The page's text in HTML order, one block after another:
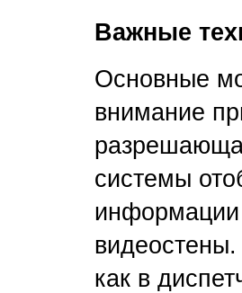
Важные
Основные
внимание
системы
информации
как в